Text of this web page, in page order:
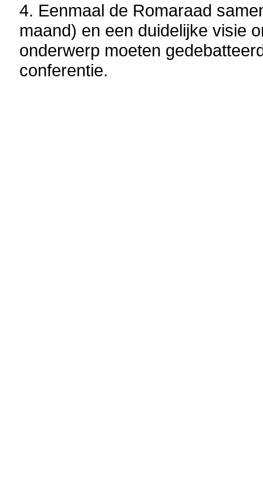
4. Eenmaal de Romaraad
maand) en een duidelijke visie
onderwerp moeten
conferentie.